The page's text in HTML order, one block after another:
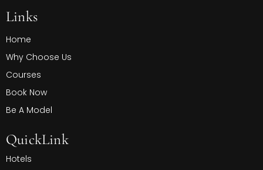
Links
Home
Why Choose Us
Courses
Book Now
Be A Model
QuickLink
Hotels